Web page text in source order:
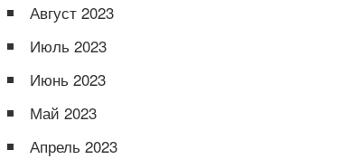
Август 2023
Июль 2023
Июнь 2023
Май 2023
Апрель 2023